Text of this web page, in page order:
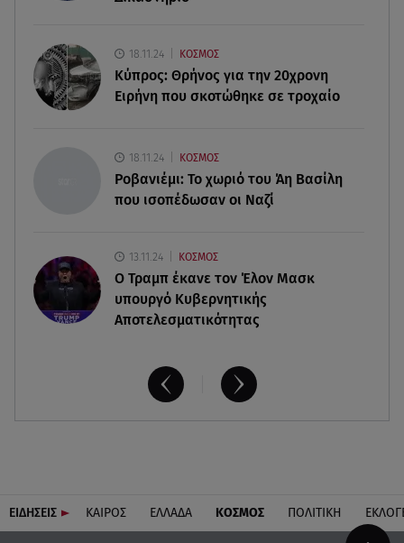
06.08.26 , 12:00
Welcome August: 3 μοδάτα looks για τον
τελευταίο μήνα του καλοκαιριού
Νέα Υόρκη: «Τα παιδιά έχουν μια μικρή ίωση»,
έγραψε, πριν τα σκοτώσει
18.11.24 ΚΟΣΜΟΣ
Κύπρος: Θρήνος για την 20χρονη
Ειρήνη που σκοτώθηκε σε τροχαίο
18.11.24 ΚΟΣΜΟΣ
Ροβανιέμι: Το χωριό του Άη Βασίλη
που ισοπέδωσαν οι Ναζί
13.11.24 ΚΟΣΜΟΣ
O Τραμπ έκανε τον Έλον Μασκ
υπουργό Κυβερνητικής
Αποτελεσματικότητας
ΕΙΔΗΣΕΙΣ ΚΑΙΡΟΣ ΕΛΛΑΔΑ ΚΟΣΜΟΣ ΠΟΛΙΤΙΚΗ